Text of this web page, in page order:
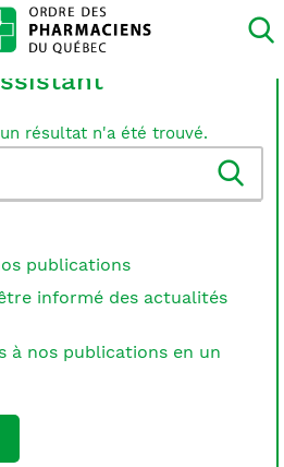
résultat n'a été trouvé.
dans
le
publications
informé des actualités
à nos publications en un